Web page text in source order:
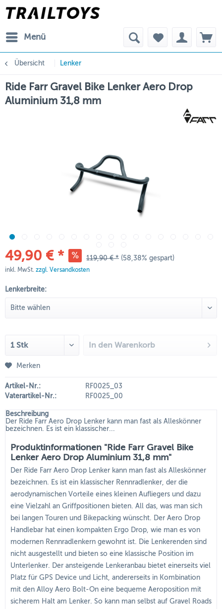
Menü
Übersicht Lenker
Ride Farr Gravel Bike Lenker Aero Drop
Aluminium 31,8 mm
49,90 € * 119,90 € * (58,38% gespart)
inkl. MwSt. zzgl. Versandkosten
Lenkerbreite:
In den Warenkorb
Merken
Artikel-Nr.:
RF0025_03
Vaterartikel-Nr.:
RF0025_00
Beschreibung
Der Ride Farr Aero Drop Lenker kann man fast als Alleskönner
bezeichnen. Es ist ein klassischer...
Produktinformationen "Ride Farr Gravel Bike
Lenker Aero Drop Aluminium 31,8 mm"
Der Ride Farr Aero Drop Lenker kann man fast als Alleskönner
bezeichnen. Es ist ein klassischer Rennradlenker, der die
aerodynamischen Vorteile eines kleinen Aufliegers und dazu
eine Vielzahl an Griffpositionen bieten. All das, was man sich
bei langen Touren und Bikepacking wünscht. Der Aero Drop
Handlebar hat einen kompakten Ergo Drop, wie man es von
modernen Rennradlenkern gewohnt ist. Die Lenkerenden sind
nicht ausgestellt und bieten so eine klassische Position im
Unterlenker. Der ansteigende Lenkeranbau bietet einerseits viel
Platz für GPS Device und Licht, andererseits in Kombination
mit den Alloy Aero Bolt-On eine bequeme Aeroposition mit
sicherem Halt am Lenker. So kann man selbst auf Gravel Roads